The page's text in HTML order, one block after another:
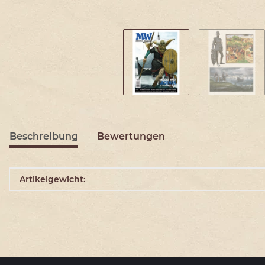
Beschreibung Bewertungen
Produkteigenschaft
Wert
Artikelgewicht: